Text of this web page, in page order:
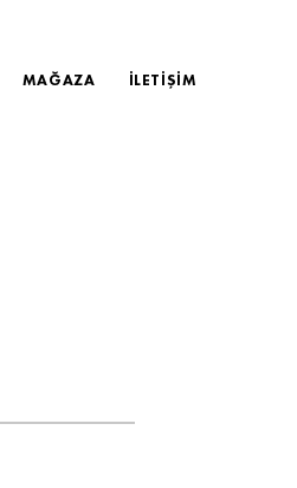
MAĞAZA İLETİŞİM